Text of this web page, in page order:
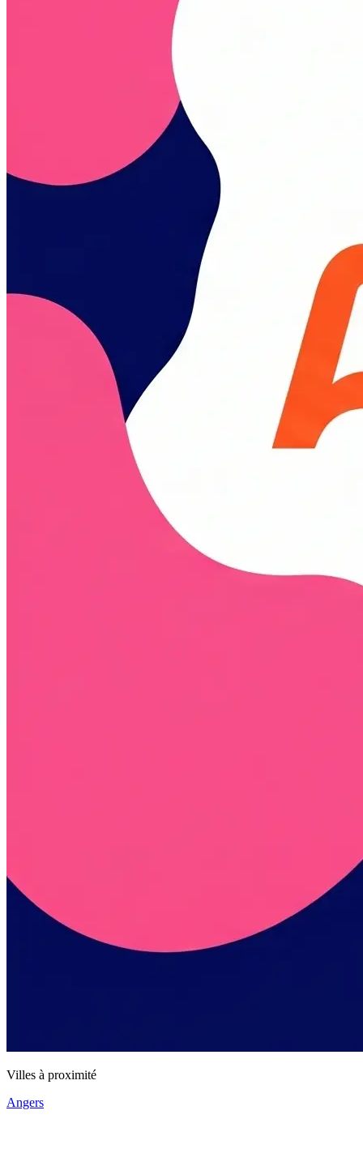
Villes à proximité
Angers